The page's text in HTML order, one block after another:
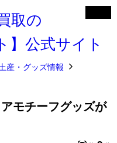
産・グッズ情報
モチーフグッズが